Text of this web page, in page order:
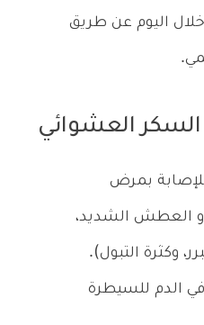
اليوم عن طريق
السكر العشوائي
بمرض
العطش الشديد،
وكثرة التبول).
الدم للسيطرة